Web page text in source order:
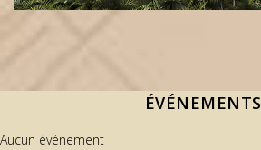
ÉVÉNEMENTS
Aucun événement